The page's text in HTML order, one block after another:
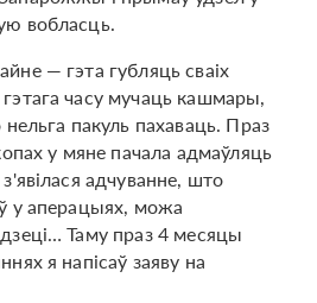
вобласць.
— гэта губляць сваіх
часу мучаць кашмары,
пакуль пахаваць. Праз
у мяне пачала адмаўляць
адчуванне, што
у аперацыях, можа
Таму праз 4 месяцы
я напісаў заяву на